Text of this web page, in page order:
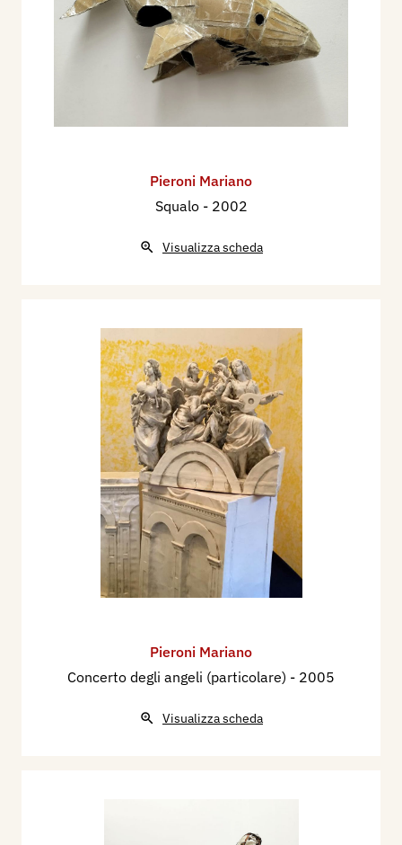
Pieroni Mariano
Squalo - 2002
Visualizza scheda
Pieroni Mariano
Concerto degli angeli (particolare) - 2005
Visualizza scheda